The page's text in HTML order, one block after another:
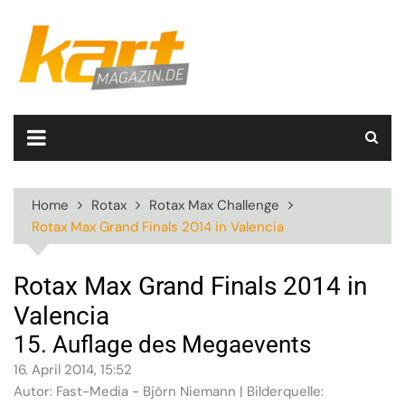
content
Home Rotax
Rotax Max Challenge
Rotax Max Grand Finals 2014 in Valencia
Rotax Max Grand Finals 2014 in
Valencia
15. Auflage des Megaevents
16. April 2014, 15:52
Autor: Fast-Media - Björn Niemann | Bilderquelle: